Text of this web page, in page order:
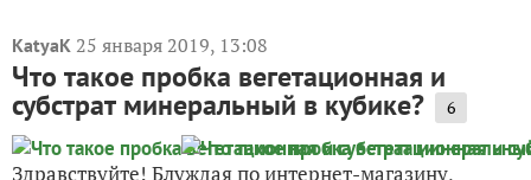
KatyaK 25 января 2019, 13:08
Что такое пробка вегетационная и
субстрат минеральный в кубике? 6
Здравствуйте! Блуждая по интернет-магазину,